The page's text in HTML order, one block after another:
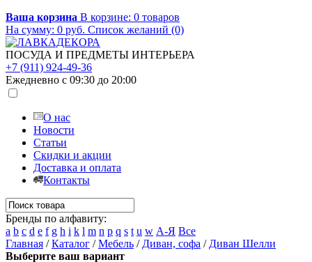
Ваша корзина В корзине: 0 товаров
На сумму: 0 руб. Список желаний (0)
ПОСУДА И ПРЕДМЕТЫ ИНТЕРЬЕРА
+7 (911) 924-49-36
Ежедневно с 09:30 до 20:00
О нас
Новости
Статьи
Скидки и акции
Доставка и оплата
Контакты
Бренды по алфавиту:
a b c d e f g h i k l m n p q s t u w А-Я Все
Главная /Каталог /Мебель / Диван, софа / Диван Шелли
Выберите ваш вариант